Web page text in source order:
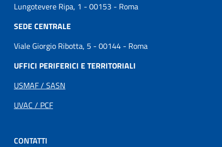
Lungotevere Ripa, 1 - 00153 - Roma
SEDE CENTRALE
Viale Giorgio Ribotta, 5 - 00144 - Roma
UFFICI PERIFERICI E TERRITORIALI
USMAF / SASN
UVAC / PCF
CONTATTI